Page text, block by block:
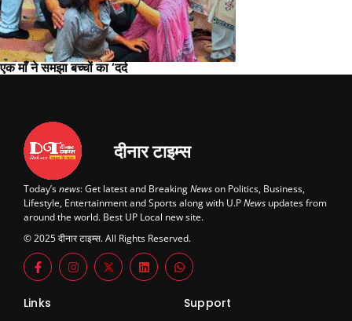
एक माँ ने समझा बच्चों का ‘दर्द
दीनार टाइम्स
Today’snews: Get latest and BreakingNewson Politics, Business,
Lifestyle, Entertainment and Sports along with U.PNews updates from
around the world. Best UP Local new site.
© 2025 दीनार टाइम्स. All Rights Reserved.
Links Support